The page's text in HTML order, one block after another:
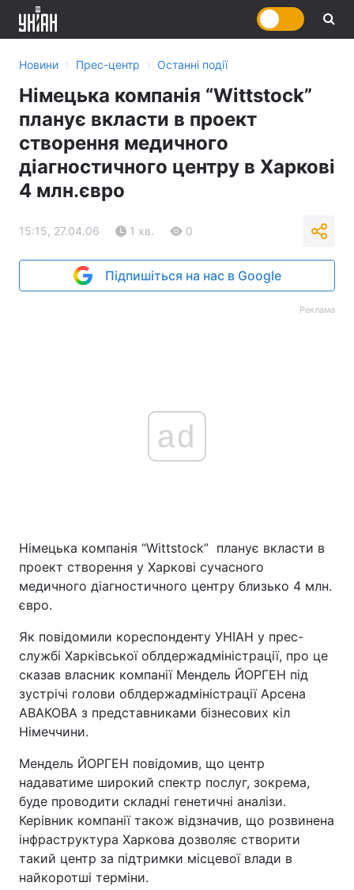
Головна Війна
Україна
Економіка Світ
Спорт
Новини › Прес-центр › Останні події
Німецька компанія “Wittstock”
планує вкласти в проект
створення медичного
діагностичного центру в Харкові
4 млн.євро
15:15, 27.04.06 1 хв. 0
Підпишіться на нас в Google
Реклама
ad
Німецька компанія “Wittstock” планує вкласти в
проект створення у Харкові сучасного
медичного діагностичного центру близько 4 млн.
євро.
Як повідомили кореспонденту УНІАН у прес-
службі Харківської облдержадміністрації, про це
сказав власник компанії Мендель ЙОРГЕН під
зустрічі голови облдержадміністрації Арсена
АВАКОВА з представниками бізнесових кіл
Німеччини.
Мендель ЙОРГЕН повідомив, що центр
надаватиме широкий спектр послуг, зокрема,
буде проводити складні генетичні аналізи.
Керівник компанії також відзначив, що розвинена
інфраструктура Харкова дозволяє створити
такий центр за підтримки місцевої влади в
найкоротші терміни.